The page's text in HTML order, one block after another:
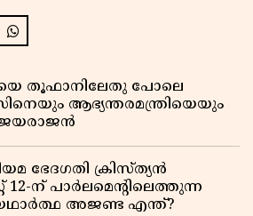
തൂഫാനിലേതു പോലെ
ആഭ്യന്തരമന്ത്രിയെയും
ജയരാജൻ
ഭേദഗതി ക്രിസ്ത്യൻ
12-ന് പാർലമെന്റിലെത്തുന്ന
യഥാർത്ഥ അജണ്ട എന്ത്?